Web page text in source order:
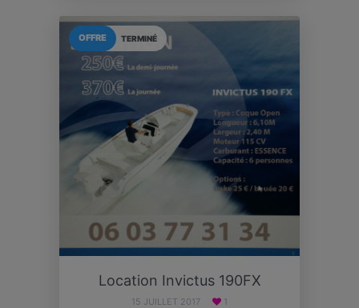
TERMINÉ
OFFRE
Location Invictus 190FX
15 JUILLET 2017 1